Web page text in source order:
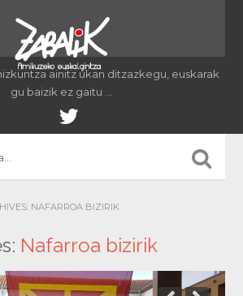
ainitz ukan ditzazkegu, euskarak
gu baizik ez gaitu …
NAFARROA BIZIRIK
Nafarroa bizirik